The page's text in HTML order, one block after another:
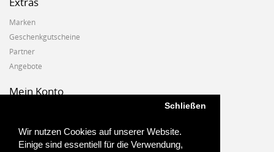
Wir nutzen Cookies auf unserer Website.
Einige sind essentiell für die Verwendung,
Schließen
Marken
Geschenkgutscheine
Partner
Angebote
Mein Konto
Auftragshistorie
Wunschzettel